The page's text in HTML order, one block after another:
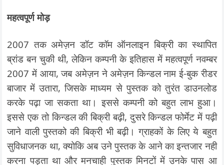
महत्वपूर्ण मोड़
2007 तक अमेज़न डॉट कॉम ऑनलाइन बिक्री का स्थापित
ब्रांड बन चुकी थी, लेकिन कम्पनी के इतिहास में महत्वपूर्ण नवम्बर
2007 में आया, जब अमेज़न ने अमेज़न किन्डल नाम ई-बुक रीडर
बाजार में उतारा, जिसके माध्यम से पुस्तक को तुरंत डाउनलोड
करके पढ़ा जा सकता था। इससे कम्पनी को बहुत लाभ हुआ।
इससे एक तो किन्डल की बिक्री बढ़ी, दुसरे किन्डल फोर्मेट में पढ़ी
जाने वाली पुस्तको की बिक्री भी बढ़ी। ग्राहकों के लिए ये बहुत
सुविधाजनक था, क्योकि अब उने पुस्तक के आने का इन्तजार नही
करना पड़ता था और मनचाही पुस्तक मिनटों में उनके पास आ